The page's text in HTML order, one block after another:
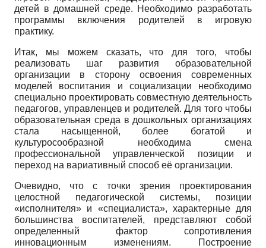
детей в домашней среде. Необходимо разработать
программы включения родителей в игровую
практику.
Итак, мы можем сказать, что для того, чтобы
реализовать шаг развития образовательной
организации в сторону освоения современных
моделей воспитания и социализации необходимо
специально проектировать совместную деятельность
педагогов, управленцев и родителей. Для того чтобы
образовательная среда в дошкольных организациях
стала насыщенной, более богатой и
культуросообразной необходима смена
профессиональной управленческой позиции и
переход на вариативный способ её организации.
Очевидно, что с точки зрения проектирования
целостной педагогической системы, позиции
«исполнителя» и «специалиста», характерные для
большинства воспитателей, представляют собой
определенный фактор сопротивления
инновационным изменениям. Построение